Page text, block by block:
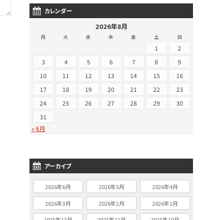
カレンダー
2026年8月
月 火 水 木 金 土 日
1
2
3
4 5 6 7 8
9
10
11 12 13 14 15
16
17
18 19 20 21 22
23
24
25 26 27 28 29
30
31
« 6月
アーカイブ
2026年6月 2026年5月 2026年4月
2026年3月 2026年2月 2026年1月